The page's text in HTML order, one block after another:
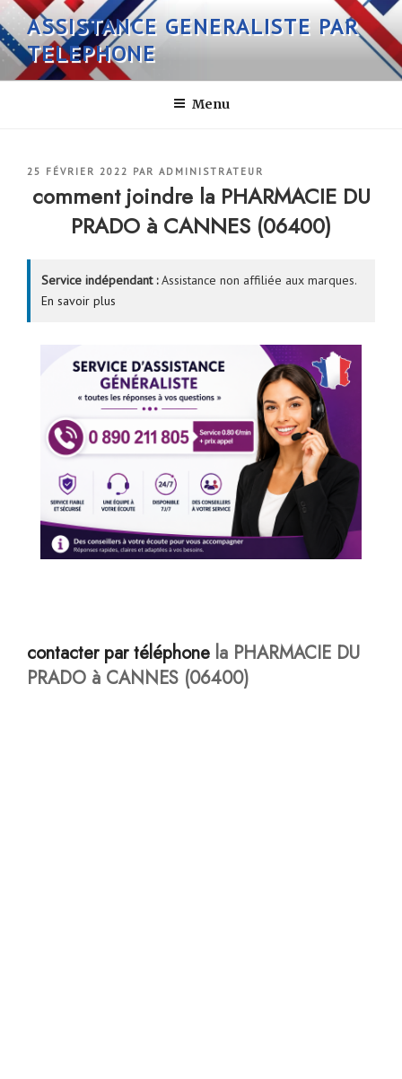
Aller
au
contenu
principal
ASSISTANCE GENERALISTE PAR
TELEPHONE
Menu
PUBLIÉ
25 FÉVRIER 2022 PAR ADMINISTRATEUR
comment joindre la PHARMACIE DU
PRADO à CANNES (06400)
Service indépendant :Assistance non affiliée aux marques.
En savoir plus
contacter par téléphone la PHARMACIE DU
PRADO à CANNES (06400)